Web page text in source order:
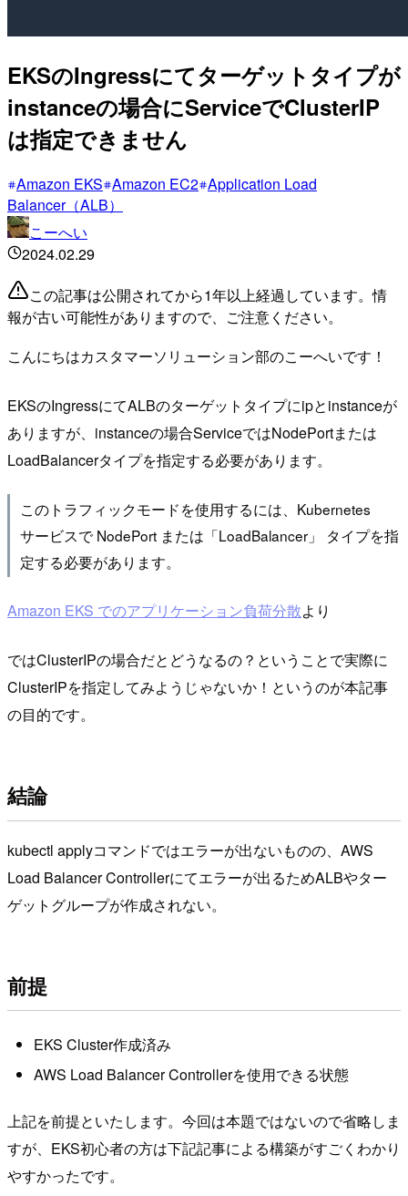
EKSのIngressにてターゲットタイプが
instanceの場合にServiceでClusterIP
は指定できません
Amazon EKS Amazon EC2 Application Load
Balancer（ALB）
こーへい
2024.02.29
この記事は公開されてから1年以上経過しています。情
報が古い可能性がありますので、ご注意ください。
こんにちはカスタマーソリューション部のこーへいです！
EKSのIngressにてALBのターゲットタイプにipとinstanceが
ありますが、instanceの場合ServiceではNodePortまたは
LoadBalancerタイプを指定する必要があります。
このトラフィックモードを使用するには、Kubernetes
サービスで NodePort または「LoadBalancer」 タイプを指
定する必要があります。
Amazon EKS でのアプリケーション負荷分散より
ではClusterIPの場合だとどうなるの？ということで実際に
ClusterIPを指定してみようじゃないか！というのが本記事
の目的です。
結論
kubectl applyコマンドではエラーが出ないものの、AWS
Load Balancer Controllerにてエラーが出るためALBやター
ゲットグループが作成されない。
前提
EKS Cluster作成済み
AWS Load Balancer Controllerを使用できる状態
上記を前提といたします。今回は本題ではないので省略しま
すが、EKS初心者の方は下記記事による構築がすごくわかり
やすかったです。